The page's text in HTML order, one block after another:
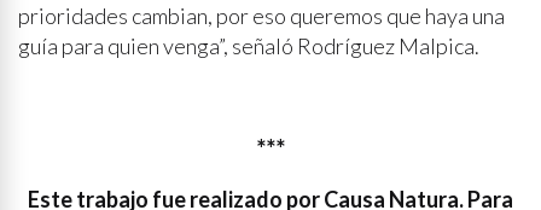
prioridades cambian, por eso queremos que haya una
guía para quien venga”, señaló Rodríguez Malpica.
***
Este trabajo fue realizado por Causa Natura. Para